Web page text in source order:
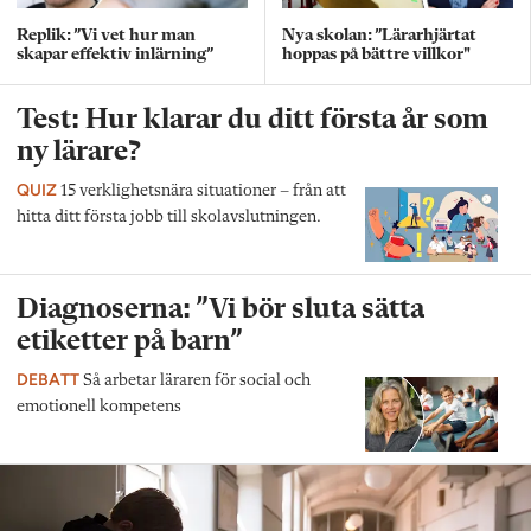
Replik: ”Vi vet hur man
skapar effektiv inlärning”
Nya skolan: ”Lärarhjärtat
hoppas på bättre villkor"
Test: Hur klarar du ditt första år som
ny lärare?
QUIZ 15 verklighetsnära situationer – från att
hitta ditt första jobb till skolavslutningen.
Diagnoserna: ”Vi bör sluta sätta
etiketter på barn”
DEBATT Så arbetar läraren för social och
emotionell kompetens